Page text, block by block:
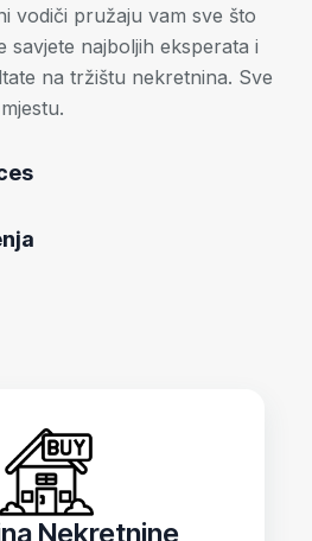
vodiči pružaju vam sve što
savjete najboljih eksperata i
na tržištu nekretnina. Sve
Nekretnine